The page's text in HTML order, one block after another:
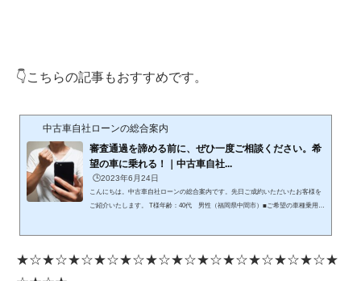
👇こちらの記事もおすすめです。
中古車自社ローンの総合案内
審査通過を諦める前に、ぜひ一度ご相談ください。希
望の車に乗れる！｜中古車自社...
🕒️2023年6月24日
こんにちは。中古車自社ローンの総合案内です。先日ご成約いただいたお客様を
ご紹介いたします。 T様年齢：40代 男性（福岡県中間市）■ご希望の車種乗用車
プリウスα」を7年ローン（84回払い）でご成約いただきました。当初は、審査に
★☆★☆★☆★☆★☆★☆★☆★☆★☆★☆★☆★☆★